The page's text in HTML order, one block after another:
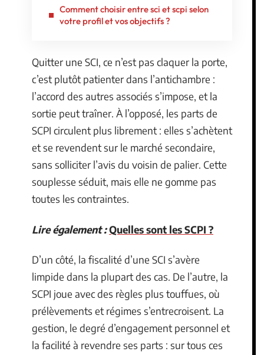
Comment choisir entre sci et scpi selon
votre profil et vos objectifs ?
Quitter une SCI, ce n’est pas claquer la porte,
c’est plutôt patienter dans l’antichambre :
l’accord des autres associés s’impose, et la
sortie peut traîner. À l’opposé, les parts de
SCPI circulent plus librement : elles s’achètent
et se revendent sur le marché secondaire,
sans solliciter l’avis du voisin de palier. Cette
souplesse séduit, mais elle ne gomme pas
toutes les contraintes.
Lire également :Quelles sont les SCPI ?
D’un côté, la fiscalité d’une SCI s’avère
limpide dans la plupart des cas. De l’autre, la
SCPI joue avec des règles plus touffues, où
prélèvements et régimes s’entrecroisent. La
gestion, le degré d’engagement personnel et
la facilité à revendre ses parts : sur tous ces